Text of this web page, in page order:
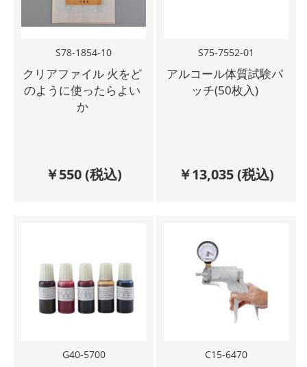
S78-1854-10
クリアファイル 火をど
のように使ったらよい
か
￥550(税込)
S75-7552-01
アルコール体質試験パ
ッチ(50枚入)
￥13,035(税込)
G40-5700 C15-6470